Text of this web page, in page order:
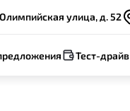
улица, д. 52
Тест-драйв